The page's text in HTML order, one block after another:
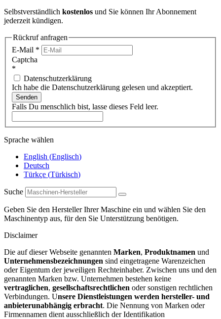
Selbstverständlich kostenlos und Sie können Ihr Abonnement
jederzeit kündigen.
Rückruf anfragen
E-Mail *
Captcha
*
Datenschutzerklärung
Ich habe die Datenschutzerklärung gelesen und akzeptiert.
Senden
Falls Du menschlich bist, lasse dieses Feld leer.
Sprache wählen
English (Englisch)
Deutsch
Türkçe (Türkisch)
Suche
Geben Sie den Hersteller Ihrer Maschine ein und wählen Sie den
Maschinentyp aus, für den Sie Unterstützung benötigen.
Disclaimer
Die auf dieser Webseite genannten Marken, Produktnamen und
Unternehmensbezeichnungen sind eingetragene Warenzeichen
oder Eigentum der jeweiligen Rechteinhaber. Zwischen uns und den
genannten Marken bzw. Unternehmen bestehen keine
vertraglichen, gesellschaftsrechtlichen oder sonstigen rechtlichen
Verbindungen. Unsere Dienstleistungen werden hersteller- und
anbieterunabhängig erbracht. Die Nennung von Marken oder
Firmennamen dient ausschließlich der Identifikation